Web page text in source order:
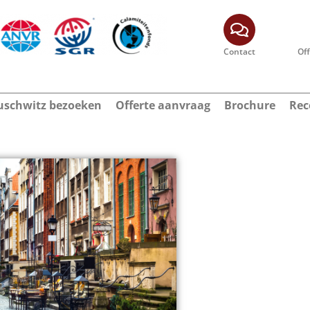
Contact
bezoeken Offerte aanvraag Brochure